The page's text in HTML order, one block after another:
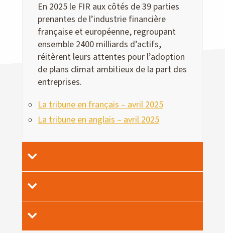
En 2025 le FIR aux côtés de 39 parties
prenantes de l’industrie financière
française et européenne, regroupant
ensemble 2400 milliards d’actifs,
réitèrent leurs attentes pour l’adoption
de plans climat ambitieux de la part des
entreprises.
La tribune en français – avril 2025
La tribune en anglais – avril 2025